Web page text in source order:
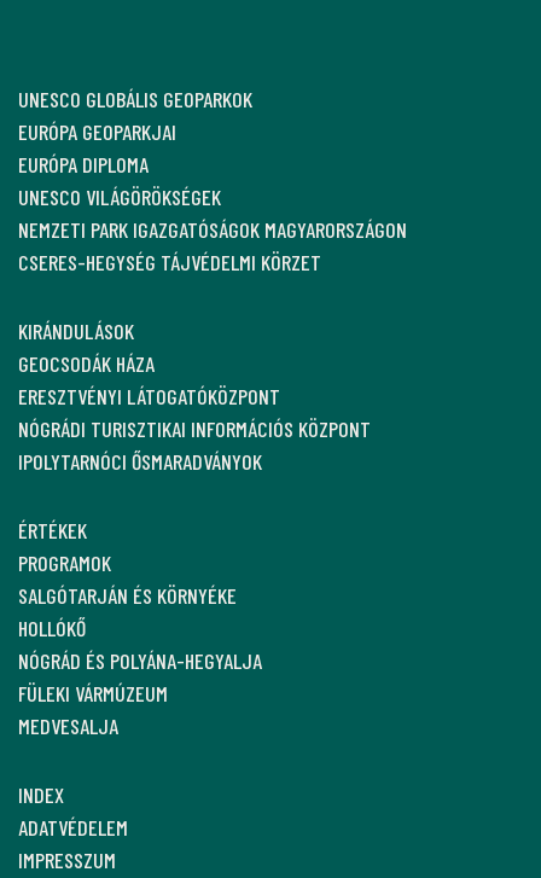
UNESCO GLOBÁLIS GEOPARKOK
EURÓPA GEOPARKJAI
EURÓPA DIPLOMA
UNESCO VILÁGÖRÖKSÉGEK
NEMZETI PARK IGAZGATÓSÁGOK MAGYARORSZÁGON
CSERES-HEGYSÉG TÁJVÉDELMI KÖRZET
KIRÁNDULÁSOK
GEOCSODÁK HÁZA
ERESZTVÉNYI LÁTOGATÓKÖZPONT
NÓGRÁDI TURISZTIKAI INFORMÁCIÓS KÖZPONT
IPOLYTARNÓCI ŐSMARADVÁNYOK
ÉRTÉKEK
PROGRAMOK
SALGÓTARJÁN ÉS KÖRNYÉKE
HOLLÓKŐ
NÓGRÁD ÉS POLYÁNA-HEGYALJA
FÜLEKI VÁRMÚZEUM
MEDVESALJA
INDEX
ADATVÉDELEM
IMPRESSZUM